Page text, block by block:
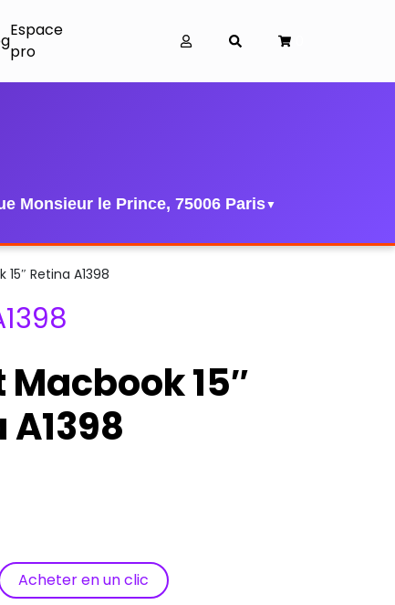
Espace
pro
Monsieur le Prince, 75006 Paris▼
Retina A1398
15″
Acheter en un clic